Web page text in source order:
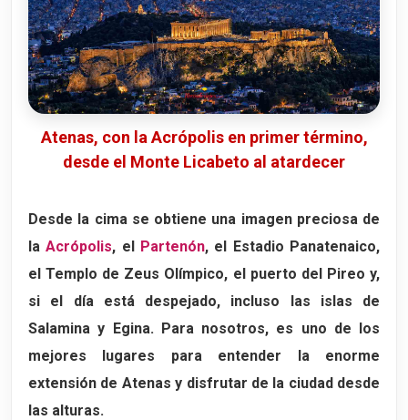
Atenas, con la Acrópolis en primer término,
desde el Monte Licabeto al atardecer
Desde la cima se obtiene una imagen preciosa de
laAcrópolis, el Partenón, el Estadio Panatenaico,
el Templo de Zeus Olímpico, el puerto del Pireo y,
si el día está despejado, incluso las islas de
Salamina y Egina. Para nosotros, es uno de los
mejores lugares para entender la enorme
extensión de Atenas y disfrutar de la ciudad desde
las alturas.